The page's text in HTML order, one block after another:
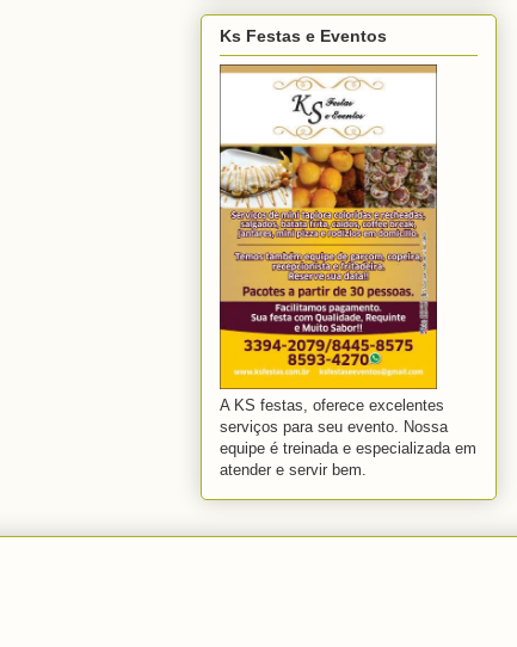
Ks Festas e Eventos
A KS festas, oferece excelentes
serviços para seu evento. Nossa
equipe é treinada e especializada em
atender e servir bem.